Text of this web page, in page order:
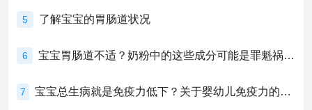
5 了解宝宝的胃肠道状况
6 宝宝胃肠道不适？奶粉中的这些成分可能是罪魁祸首！
7 宝宝总生病就是免疫力低下？关于婴幼儿免疫力的真相，家长必须了解！